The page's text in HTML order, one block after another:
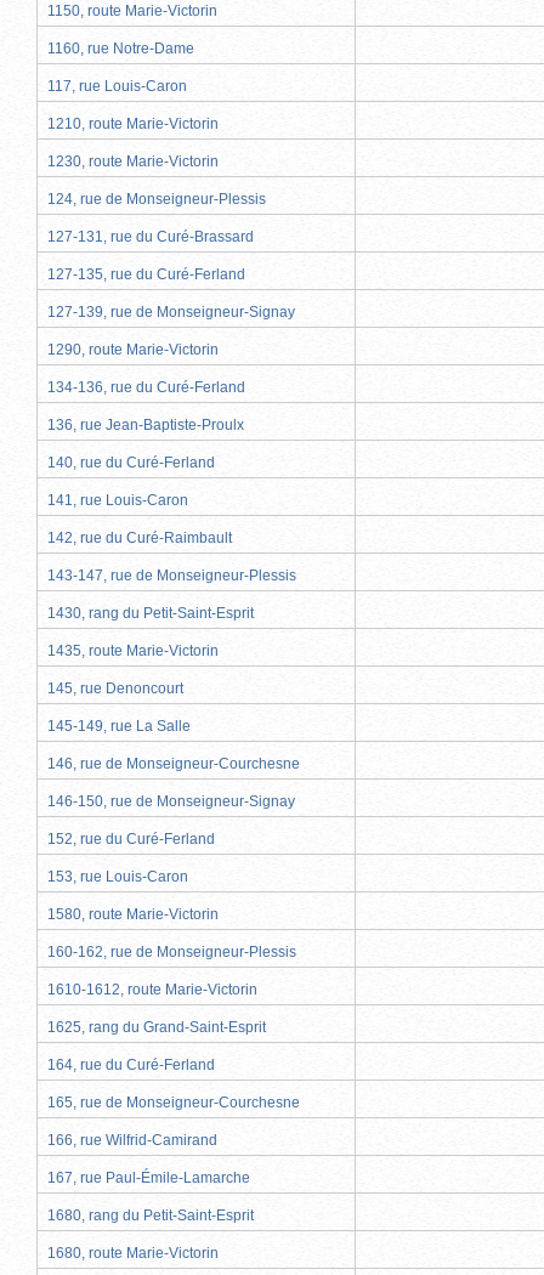
1150, route Marie-Victorin
1160, rue Notre-Dame
117, rue Louis-Caron
1210, route Marie-Victorin
1230, route Marie-Victorin
124, rue de Monseigneur-Plessis
127-131, rue du Curé-Brassard
127-135, rue du Curé-Ferland
127-139, rue de Monseigneur-Signay
1290, route Marie-Victorin
134-136, rue du Curé-Ferland
136, rue Jean-Baptiste-Proulx
140, rue du Curé-Ferland
141, rue Louis-Caron
142, rue du Curé-Raimbault
143-147, rue de Monseigneur-Plessis
1430, rang du Petit-Saint-Esprit
1435, route Marie-Victorin
145, rue Denoncourt
145-149, rue La Salle
146, rue de Monseigneur-Courchesne
146-150, rue de Monseigneur-Signay
152, rue du Curé-Ferland
153, rue Louis-Caron
1580, route Marie-Victorin
160-162, rue de Monseigneur-Plessis
1610-1612, route Marie-Victorin
1625, rang du Grand-Saint-Esprit
164, rue du Curé-Ferland
165, rue de Monseigneur-Courchesne
166, rue Wilfrid-Camirand
167, rue Paul-Émile-Lamarche
1680, rang du Petit-Saint-Esprit
1680, route Marie-Victorin